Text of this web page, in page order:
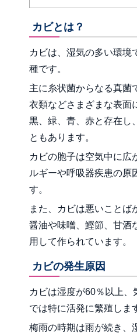
カビとは？
カビは、湿気の多い環境
種です。
主に糸状菌からなる真菌
衣類などさまざまな表面
黒、緑、青、赤と存在し
ともあります。
カビの胞子は空気中に広
ルギーや呼吸器疾患の原
す。
また、カビは悪いことば
醤油や味噌、鰹節、甘酒
用して作られています。
カビの発生原因
カビは湿度が60％以上
では特に活発に繁殖しま
梅雨の時期は雨が続き、